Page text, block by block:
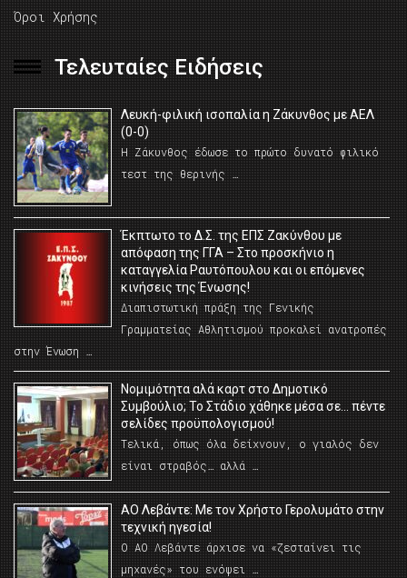
Όροι Χρήσης
Τελευταίες Ειδήσεις
Λευκή-φιλική ισοπαλία η Ζάκυνθος με ΑΕΛ
(0-0)
Η Ζάκυνθος έδωσε το πρώτο δυνατό φιλικό
τεστ της θερινής …
Έκπτωτο το Δ.Σ. της ΕΠΣ Ζακύνθου με
απόφαση της ΓΓΑ – Στο προσκήνιο η
καταγγελία Ραυτόπουλου και οι επόμενες
κινήσεις της Ένωσης!
Διαπιστωτική πράξη της Γενικής
Γραμματείας Αθλητισμού προκαλεί ανατροπές
στην Ένωση …
Νομιμότητα αλά καρτ στο Δημοτικό
Συμβούλιο; Το Στάδιο χάθηκε μέσα σε… πέντε
σελίδες προϋπολογισμού!
Τελικά, όπως όλα δείχνουν, ο γιαλός δεν
είναι στραβός… αλλά …
ΑΟ Λεβάντε: Με τον Χρήστο Γερολυμάτο στην
τεχνική ηγεσία!
Ο ΑΟ Λεβάντε άρχισε να «ζεσταίνει τις
μηχανές» του ενόψει …